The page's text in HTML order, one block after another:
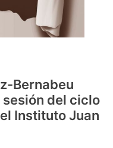
Bernabeu
del ciclo
Instituto Juan